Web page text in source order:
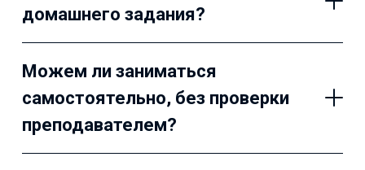
домашнего задания?
Можем ли заниматься
самостоятельно, без проверки
преподавателем?